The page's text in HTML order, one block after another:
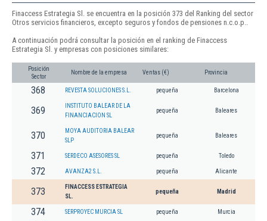
Finaccess Estrategia Sl. se encuentra en la posición 373 del Ranking del sector
Otros servicios financieros, excepto seguros y fondos de pensiones n.c.o.p..
A continuación podrá consultar la posición en el ranking de Finaccess
Estrategia Sl. y empresas con posiciones similares:
Posición
Sector
Nombre de la empresa Ventas (€) Provincia
368 REVESTA SOLUCIONES S.L. pequeña Barcelona
369
INSTITUTO BALEAR DE LA
FINANCIACION SL
pequeña Baleares
370
MOYA AUDITORIA BALEAR
SLP
pequeña Baleares
371 SERDECO ASESORES SL pequeña Toledo
372 AVANZA2 S.L. pequeña Alicante
373
FINACCESS ESTRATEGIA
SL.
pequeña Madrid
374 SERPROYEC MURCIA SL pequeña Murcia